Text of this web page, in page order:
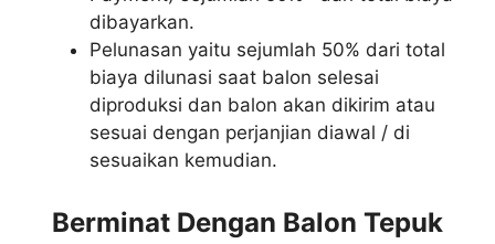
dibayarkan.
Pelunasan yaitu sejumlah 50% dari total
biaya dilunasi saat balon selesai
diproduksi dan balon akan dikirim atau
sesuai dengan perjanjian diawal / di
sesuaikan kemudian.
Berminat Dengan Balon Tepuk